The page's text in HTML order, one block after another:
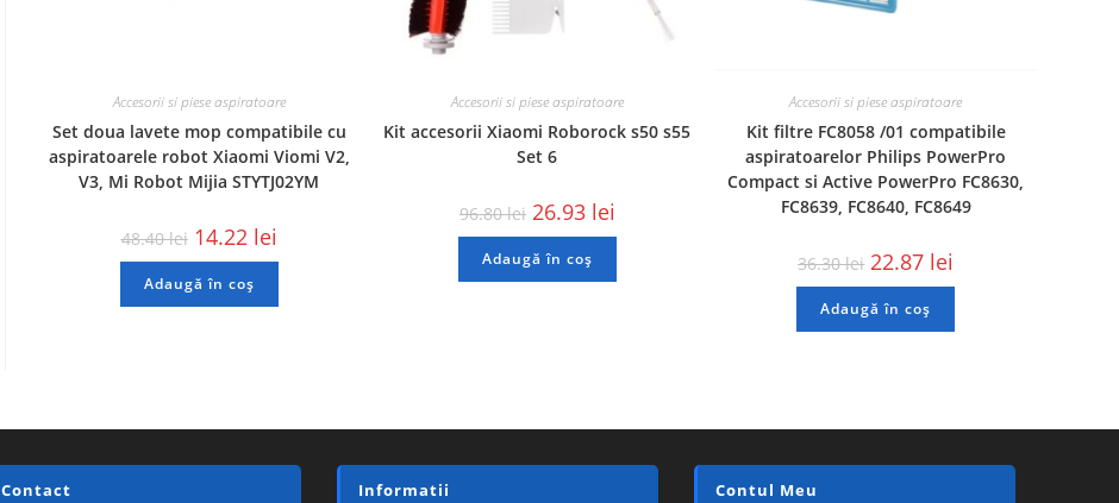
Accesorii si piese aspiratoare
Set doua lavete mop compatibile cu
aspiratoarele robot Xiaomi Viomi V2,
V3, Mi Robot Mijia STYTJ02YM
48.40lei 14.22 lei
Adaugă în coș
Accesorii si piese aspiratoare
Kit accesorii Xiaomi Roborock s50 s55
Set 6
96.80lei 26.93 lei
Adaugă în coș
Accesorii si piese aspiratoare
Kit filtre FC8058 /01 compatibile
aspiratoarelor Philips PowerPro
Compact si Active PowerPro FC8630,
FC8639, FC8640, FC8649
36.30lei 22.87 lei
Adaugă în coș
Contact Informatii Contul Meu